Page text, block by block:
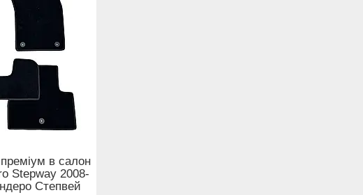
в салон
Stepway 2008-
Степвей